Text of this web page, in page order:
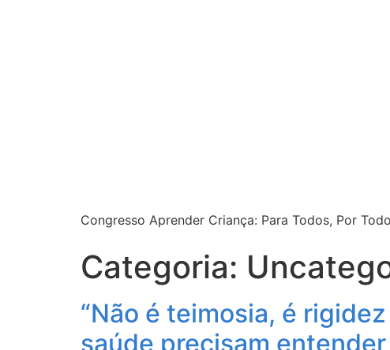
Congresso Aprender Criança: Para Todos, Por
Categoria:
“Não é teimosia, é
saúde precisam entender